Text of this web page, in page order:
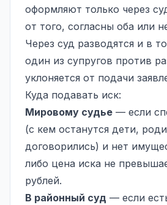
оформляют только через
от того, согласны оба или
Через суд разводятся и в
один из супругов против
уклоняется от подачи
Куда подавать иск:
Мировому судье — если
(с кем останутся дети,
договорились) и нет
либо цена иска не
рублей.
В районный суд — если